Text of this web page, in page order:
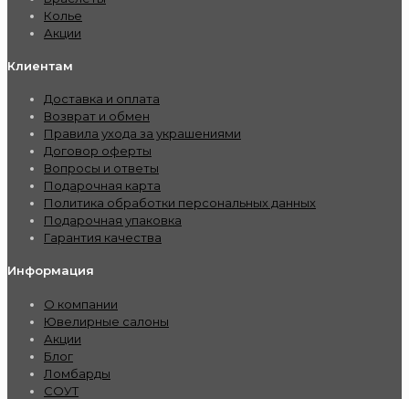
Колье
Акции
Клиентам
Доставка и оплата
Возврат и обмен
Правила ухода за украшениями
Договор оферты
Вопросы и ответы
Подарочная карта
Политика обработки персональных данных
Подарочная упаковка
Гарантия качества
Информация
О компании
Ювелирные салоны
Акции
Блог
Ломбарды
СОУТ